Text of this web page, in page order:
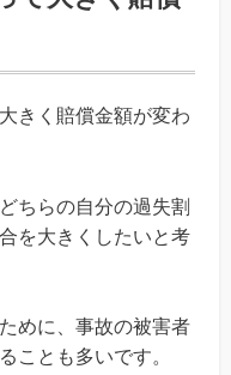
きく賠償金額が変わ
ちらの自分の過失割
を大きくしたいと考
めに、事故の被害者
ことも多いです。